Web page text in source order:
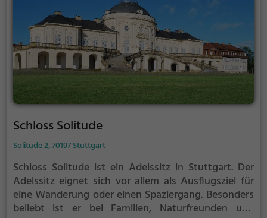
Schloss Solitude
Solitude 2, 70197 Stuttgart
Schloss Solitude ist ein Adelssitz in Stuttgart. Der
Adelssitz eignet sich vor allem als Ausflugsziel für
eine Wanderung oder einen Spaziergang. Besonders
beliebt ist er bei Familien, Naturfreunden und